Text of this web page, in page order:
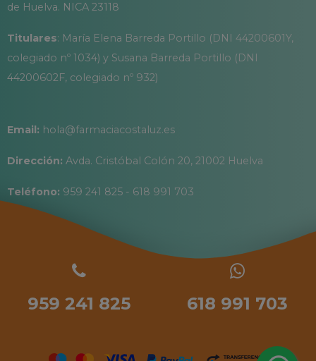
de Huelva. NICA 23118
Titulares: María Elena Barreda Portillo (DNI 44200601Y,
colegiado nº 1034) y Susana Barreda Portillo (DNI
44200602F, colegiado nº 932)
Email: hola@farmaciacostaluz.es
Dirección: Avda. Cristóbal Colón 20, 21002 Huelva
Teléfono: 959 241 825 - 618 991 703
959 241 825 618 991 703